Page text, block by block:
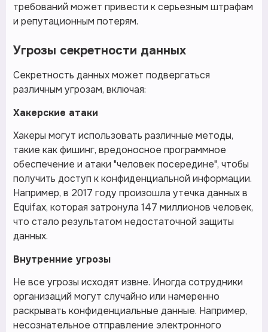
требований может привести к серьезным штрафам
и репутационным потерям.
Угрозы секретности данных
Секретность данных может подвергаться
различным угрозам, включая:
Хакерские атаки
Хакеры могут использовать различные методы,
такие как фишинг, вредоносное программное
обеспечение и атаки "человек посередине", чтобы
получить доступ к конфиденциальной информации.
Например, в 2017 году произошла утечка данных в
Equifax, которая затронула 147 миллионов человек,
что стало результатом недостаточной защиты
данных.
Внутренние угрозы
Не все угрозы исходят извне. Иногда сотрудники
организаций могут случайно или намеренно
раскрывать конфиденциальные данные. Например,
несознательное отправление электронного